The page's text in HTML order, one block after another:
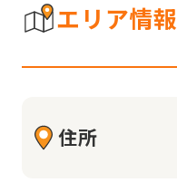
エリア情報
住所